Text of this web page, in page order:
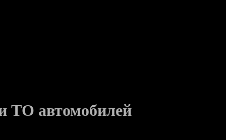
ТО автомобилей